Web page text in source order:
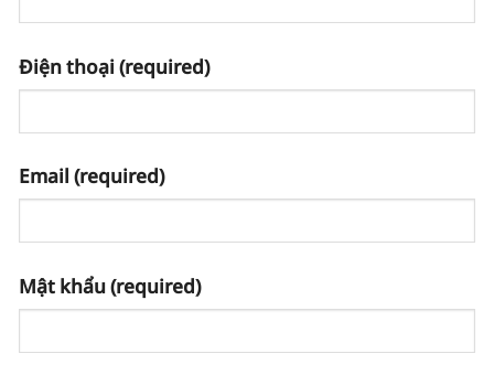
Điện thoại (required)
Email (required)
Mật khẩu(required)